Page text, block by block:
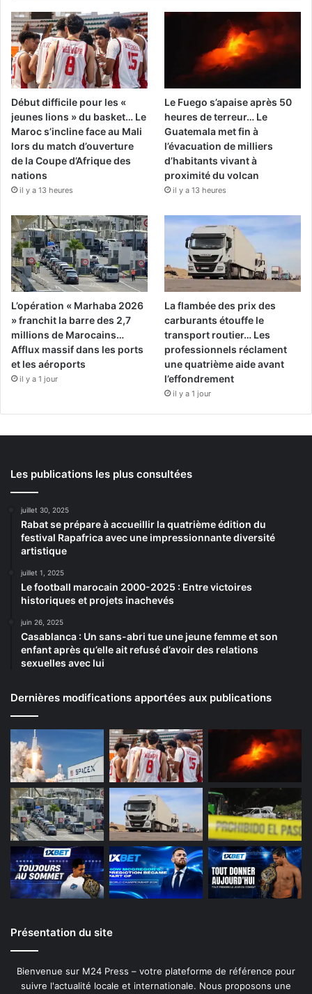
Début difficile pour les «
jeunes lions » du basket… Le
Maroc s’incline face au Mali
lors du match d’ouverture
de la Coupe d’Afrique des
nations
il y a 13 heures
Le Fuego s’apaise après 50
heures de terreur… Le
Guatemala met fin à
l’évacuation de milliers
d’habitants vivant à
proximité du volcan
il y a 13 heures
L’opération « Marhaba 2026
» franchit la barre des 2,7
millions de Marocains…
Afflux massif dans les ports
et les aéroports
il y a 1 jour
La flambée des prix des
carburants étouffe le
transport routier… Les
professionnels réclament
une quatrième aide avant
l’effondrement
il y a 1 jour
Les publications les plus consultées
juillet 30, 2025
Rabat se prépare à accueillir la quatrième édition du
festival Rapafrica avec une impressionnante diversité
artistique
juillet 1, 2025
Le football marocain 2000-2025 : Entre victoires
historiques et projets inachevés
juin 26, 2025
Casablanca : Un sans-abri tue une jeune femme et son
enfant après qu’elle ait refusé d’avoir des relations
sexuelles avec lui
Dernières modifications apportées aux publications
Présentation du site
Bienvenue sur M24 Press – votre plateforme de référence pour
suivre l'actualité locale et internationale. Nous proposons une